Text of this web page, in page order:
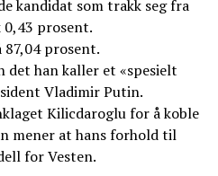
kandidat som trakk seg fra
prosent.
prosent.
han kaller et «spesielt
Vladimir Putin.
Kilicdaroglu for å koble
mener at hans forhold til
for Vesten.